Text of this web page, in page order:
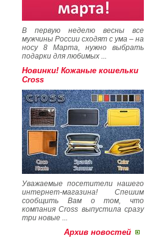
В первую неделю весны все
мужчины России сходят с ума – на
носу 8 Марта, нужно выбрать
подарки для любимых ...
Новинки! Кожаные кошельки
Cross
Уважаемые посетители нашего
интернет-магазина! Спешим
сообщить Вам о том, что
компания Cross выпустила сразу
три новые ...
Архив новостей